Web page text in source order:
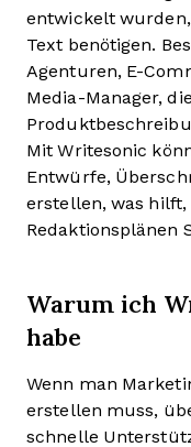
entwickelt
Text benötigen.
Agenturen, E-
Media-Manager,
Mit Writesonic
Entwürfe,
erstellen, was
Redaktionsplänen
Warum ich
habe
Wenn man
erstellen muss,
schnelle